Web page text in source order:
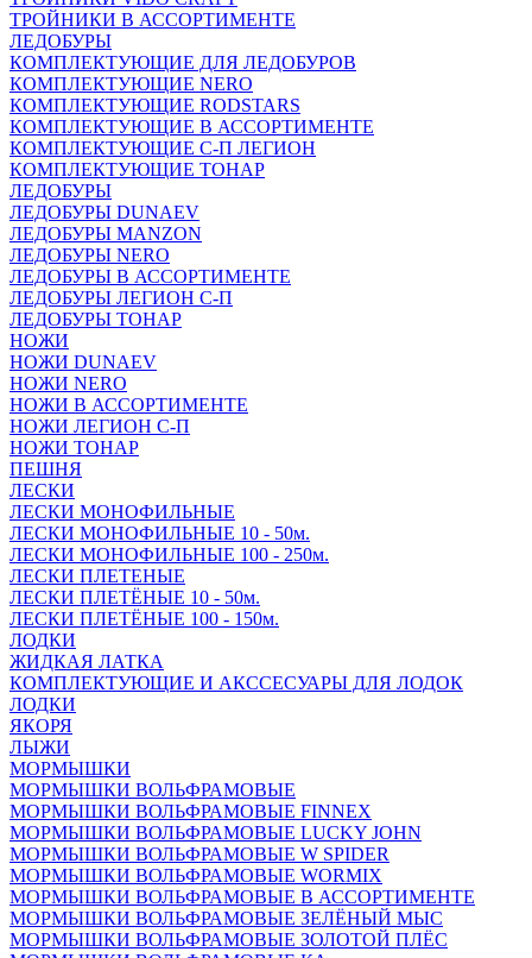
ТРОЙНИКИ В АССОРТИМЕНТЕ
ЛЕДОБУРЫ
КОМПЛЕКТУЮЩИЕ ДЛЯ ЛЕДОБУРОВ
КОМПЛЕКТУЮЩИЕ NERO
КОМПЛЕКТУЮЩИЕ RODSTARS
КОМПЛЕКТУЮЩИЕ В АССОРТИМЕНТЕ
КОМПЛЕКТУЮЩИЕ С-П ЛЕГИОН
КОМПЛЕКТУЮЩИЕ ТОНАР
ЛЕДОБУРЫ
ЛЕДОБУРЫ DUNAEV
ЛЕДОБУРЫ MANZON
ЛЕДОБУРЫ NERO
ЛЕДОБУРЫ В АССОРТИМЕНТЕ
ЛЕДОБУРЫ ЛЕГИОН С-П
ЛЕДОБУРЫ ТОНАР
НОЖИ
НОЖИ DUNAEV
НОЖИ NERO
НОЖИ В АССОРТИМЕНТЕ
НОЖИ ЛЕГИОН С-П
НОЖИ ТОНАР
ПЕШНЯ
ЛЕСКИ
ЛЕСКИ МОНОФИЛЬНЫЕ
ЛЕСКИ МОНОФИЛЬНЫЕ 10 - 50м.
ЛЕСКИ МОНОФИЛЬНЫЕ 100 - 250м.
ЛЕСКИ ПЛЕТЕНЫЕ
ЛЕСКИ ПЛЕТЁНЫЕ 10 - 50м.
ЛЕСКИ ПЛЕТЁНЫЕ 100 - 150м.
ЛОДКИ
ЖИДКАЯ ЛАТКА
КОМПЛЕКТУЮЩИЕ И АКССЕСУАРЫ ДЛЯ ЛОДОК
ЛОДКИ
ЯКОРЯ
ЛЫЖИ
МОРМЫШКИ
МОРМЫШКИ ВОЛЬФРАМОВЫЕ
МОРМЫШКИ ВОЛЬФРАМОВЫЕ FINNEX
МОРМЫШКИ ВОЛЬФРАМОВЫЕ LUCKY JOHN
МОРМЫШКИ ВОЛЬФРАМОВЫЕ W SPIDER
МОРМЫШКИ ВОЛЬФРАМОВЫЕ WORMIX
МОРМЫШКИ ВОЛЬФРАМОВЫЕ В АССОРТИМЕНТЕ
МОРМЫШКИ ВОЛЬФРАМОВЫЕ ЗЕЛЁНЫЙ МЫС
МОРМЫШКИ ВОЛЬФРАМОВЫЕ ЗОЛОТОЙ ПЛЁС